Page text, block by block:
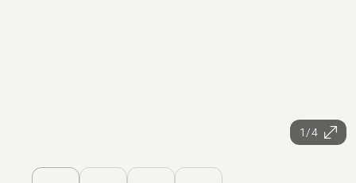
1/4